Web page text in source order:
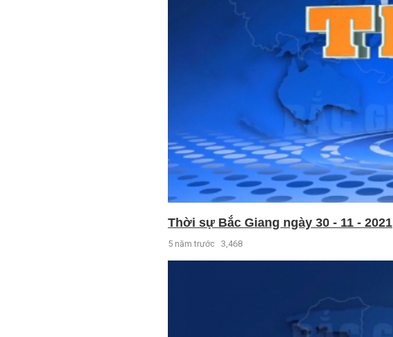
Thời sự Bắc Giang ngày 30 - 11 - 2021
5 năm trước 3,468